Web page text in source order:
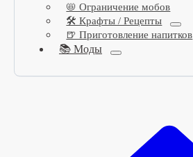
📛 Ограничение мобов
🛠️ Крафты / Рецепты
🍺 Приготовление напитков
📚 Моды